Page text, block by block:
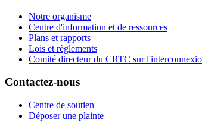
Notre organisme
Centre d'information et de ressources
Plans et rapports
Lois et règlements
Comité directeur du CRTC sur
Contactez-nous
Centre de soutien
Déposer une plainte